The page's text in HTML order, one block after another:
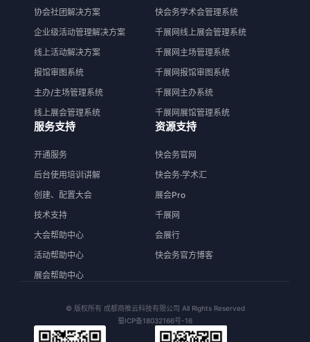
协会社团解决方案
企业级活动管理解决方案
线上活动解决方案
报馆审图系统
主办/主场管理系统
线上展会管理系统
快会务学术会管理系统
千展网线上展会管理系统
千展网主场管理系统
千展网报馆审图系统
千展网主办系统
千展网展馆管理系统
服务支持
开通服务
后台使用培训讲解
创建、配置大会
技术支持
大会帮助中心
活动帮助中心
展会帮助中心
资源支持
快会务官网
快会务·学术汇
展会Pro
千展网
会展行
快会务官方博客
© 版权所有 成都商推云科技有限公司 All Rights Reserved
蜀ICP备18032166号-16